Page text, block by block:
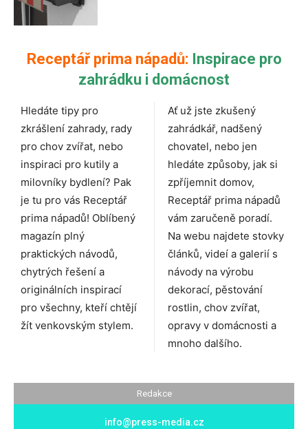
Receptář prima nápadů: Inspirace pro
zahrádku i domácnost
Hledáte tipy pro
zkrášlení zahrady, rady
pro chov zvířat, nebo
inspiraci pro kutily a
milovníky bydlení? Pak
je tu pro vás Receptář
prima nápadů! Oblíbený
magazín plný
praktických návodů,
chytrých řešení a
originálních inspirací
pro všechny, kteří chtějí
žít venkovským stylem.
Ať už jste zkušený
zahrádkář, nadšený
chovatel, nebo jen
hledáte způsoby, jak si
zpříjemnit domov,
Receptář prima nápadů
vám zaručeně poradí.
Na webu najdete stovky
článků, videí a galerií s
návody na výrobu
dekorací, pěstování
rostlin, chov zvířat,
opravy v domácnosti a
mnoho dalšího.
Redakce
info@press-media.cz